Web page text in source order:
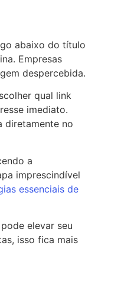
abaixo do título
Empresas
despercebida.
qual link
imediato.
diretamente no
a
imprescindível
essenciais de
elevar seu
isso fica mais